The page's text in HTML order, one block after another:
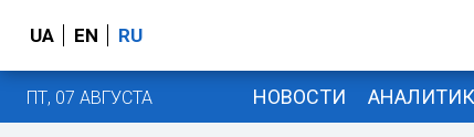
UA EN RU
ПТ, 07 АВГУСТА НОВОСТИ